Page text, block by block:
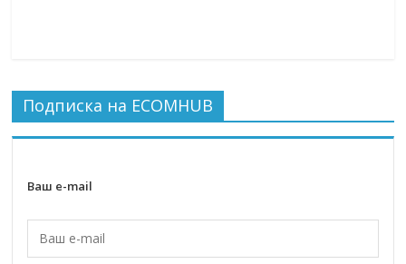
Подписка на ECOMHUB
Ваш e-mail